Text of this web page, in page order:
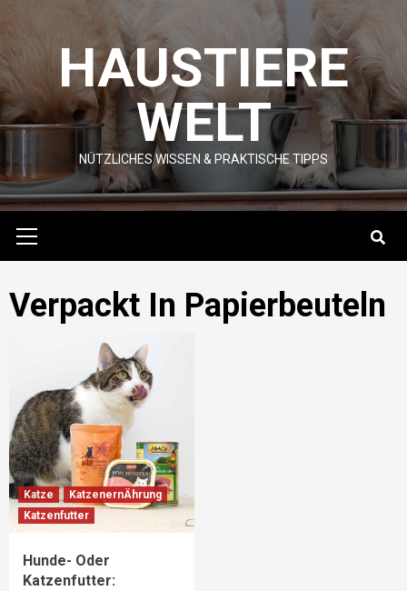
content HAUSTIERE
WELT
NÜTZLICHES WISSEN & PRAKTISCHE TIPPS
Menu
Verpackt In Papierbeuteln
Katze
KatzenernÄhrung
Katzenfutter
Hunde- Oder
Katzenfutter: